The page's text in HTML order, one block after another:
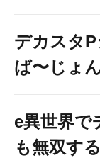
デカスタ
ば〜じょ
e異世界で
も無双す